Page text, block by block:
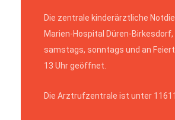
Die zentrale kinderärztliche
Marien-Hospital Düren-
samstags, sonntags und an
13 Uhr geöffnet.
Die Arztrufzentrale ist unter